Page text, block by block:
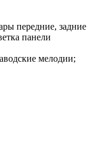
передние, задние
панели
мелодии;